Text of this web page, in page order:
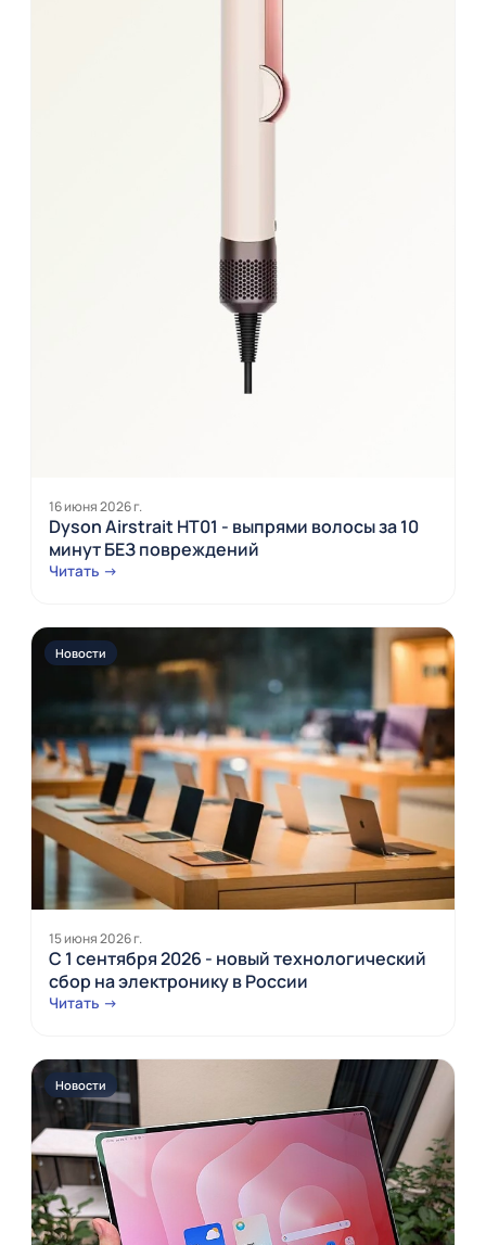
16 июня 2026 г.
Dyson Airstrait HT01 - выпрями волосы за 10
минут БЕЗ повреждений
Читать →
Новости
15 июня 2026 г.
С 1 сентября 2026 - новый технологический
сбор на электронику в России
Читать →
Новости